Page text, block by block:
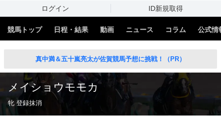
ログイン ID新規取得
競馬トップ 日程・結果 動画 ニュース コラム 公式情
真中満＆五十嵐亮太が佐賀競馬予想に挑戦！（PR）
メイショウモモカ
牝 登録抹消